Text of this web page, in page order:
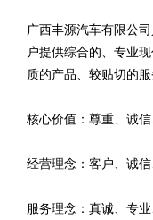
广西丰源汽车有限公
户提供综合的、专业
质的产品、较贴切的
核心价值：尊重、诚
经营理念：客户、诚
服务理念：真诚、专